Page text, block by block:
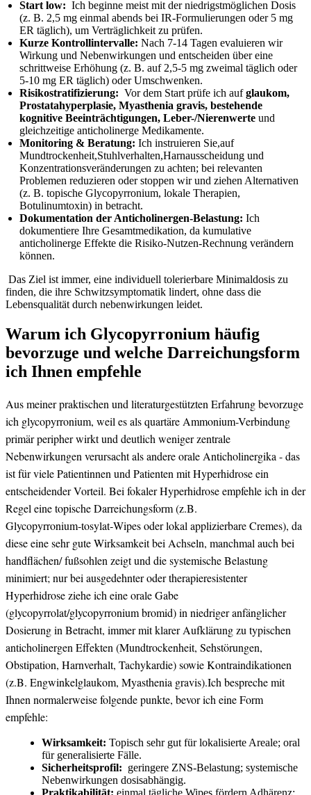
Start low: ‍ Ich beginne meist mit ‍der niedrigstmöglichen Dosis
(z. B. 2,5 mg einmal⁤ abends bei IR-Formulierungen oder 5​ mg
ER täglich), um ​Verträglichkeit ‌zu prüfen.
Kurze​ Kontrollintervalle: Nach 7-14 Tagen evaluieren wir⁤
Wirkung und Nebenwirkungen und entscheiden über eine‌
schrittweise Erhöhung (z. B. auf 2,5-5 mg zweimal täglich ⁢oder​
5-10 mg ER täglich)‌ oder⁢ Umschwenken.
Risikostratifizierung: ⁢ Vor dem Start prüfe ich aufglaukom,
Prostatahyperplasie, Myasthenia gravis, bestehende
kognitive Beeinträchtigungen,⁣ Leber-/Nierenwerte und
gleichzeitige⁣ anticholinerge Medikamente.
Monitoring &⁣ Beratung: Ich ​instruieren Sie,auf​
Mundtrockenheit,Stuhlverhalten,Harnausscheidung und
Konzentrationsveränderungen⁣ zu achten; bei relevanten
Problemen reduzieren oder stoppen wir und ziehen Alternativen
(z.​ B. topische Glycopyrronium, lokale⁢ Therapien,
Botulinumtoxin)⁣ in betracht.
Dokumentation‌ der Anticholinergen-Belastung: ‍Ich
dokumentiere ⁢Ihre Gesamtmedikation, da kumulative
anticholinerge Effekte die Risiko-Nutzen-Rechnung⁢ verändern
können.
‍ Das ‌Ziel ist‍ immer, eine ⁢individuell tolerierbare Minimaldosis ⁤zu
⁣finden, die ihre Schwitzsymptomatik lindert, ohne dass die
Lebensqualität durch nebenwirkungen leidet.
Warum ‌ich ⁣Glycopyrronium häufig
bevorzuge und welche ⁤Darreichungsform
ich Ihnen empfehle
Aus meiner ​praktischen ⁤und ⁢literaturgestützten Erfahrung ⁢bevorzuge
ich glycopyrronium, weil es ‍als⁢ quartäre Ammonium-Verbindung
primär peripher wirkt und deutlich weniger zentrale
Nebenwirkungen verursacht als andere​ orale Anticholinergika ⁤- das
‌ist für viele​ Patientinnen und ‌Patienten​ mit Hyperhidrose ein
entscheidender ​Vorteil. Bei⁤ fokaler Hyperhidrose​ empfehle ich ‍in der
Regel eine topische​ Darreichungsform (z.B.
Glycopyrronium‑tosylat‑Wipes oder ‌lokal applizierbare Cremes),‍ da
diese⁤ eine ⁣sehr‍ gute Wirksamkeit bei Achseln, manchmal auch bei
handflächen/ ⁢fußsohlen zeigt und die systemische Belastung
minimiert; nur bei ausgedehnter oder therapieresistenter
‍Hyperhidrose ​ziehe ⁤ich​ eine orale Gabe
(glycopyrrolat/glycopyrronium bromid) in niedriger‍ anfänglicher
Dosierung in Betracht, immer ⁢mit klarer Aufklärung zu⁣ typischen
anticholinergen⁤ Effekten (Mundtrockenheit, ‍Sehstörungen,
Obstipation, Harnverhalt,‌ Tachykardie) sowie‍ Kontraindikationen
(z.B. ‍Engwinkelglaukom, Myasthenia gravis).Ich⁤ bespreche mit
Ihnen normalerweise folgende punkte, bevor⁢ ich eine Form
empfehle:
Wirksamkeit: Topisch sehr gut für‌ lokalisierte ⁤Areale; ‌oral
für generalisierte Fälle.
Sicherheitsprofil: ⁣ geringere ZNS-Belastung; ​systemische
Nebenwirkungen dosisabhängig.